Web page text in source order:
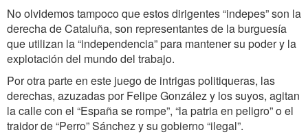
No olvidemos tampoco que estos dirigentes “indepes” son la
derecha de Cataluña, son representantes de la burguesía
que utilizan la “independencia” para mantener su poder y la
explotación del mundo del trabajo.
Por otra parte en este juego de intrigas politiqueras, las
derechas, azuzadas por Felipe González y los suyos, agitan
la calle con el “España se rompe”, “la patria en peligro” o el
traidor de “Perro” Sánchez y su gobierno “ilegal”.